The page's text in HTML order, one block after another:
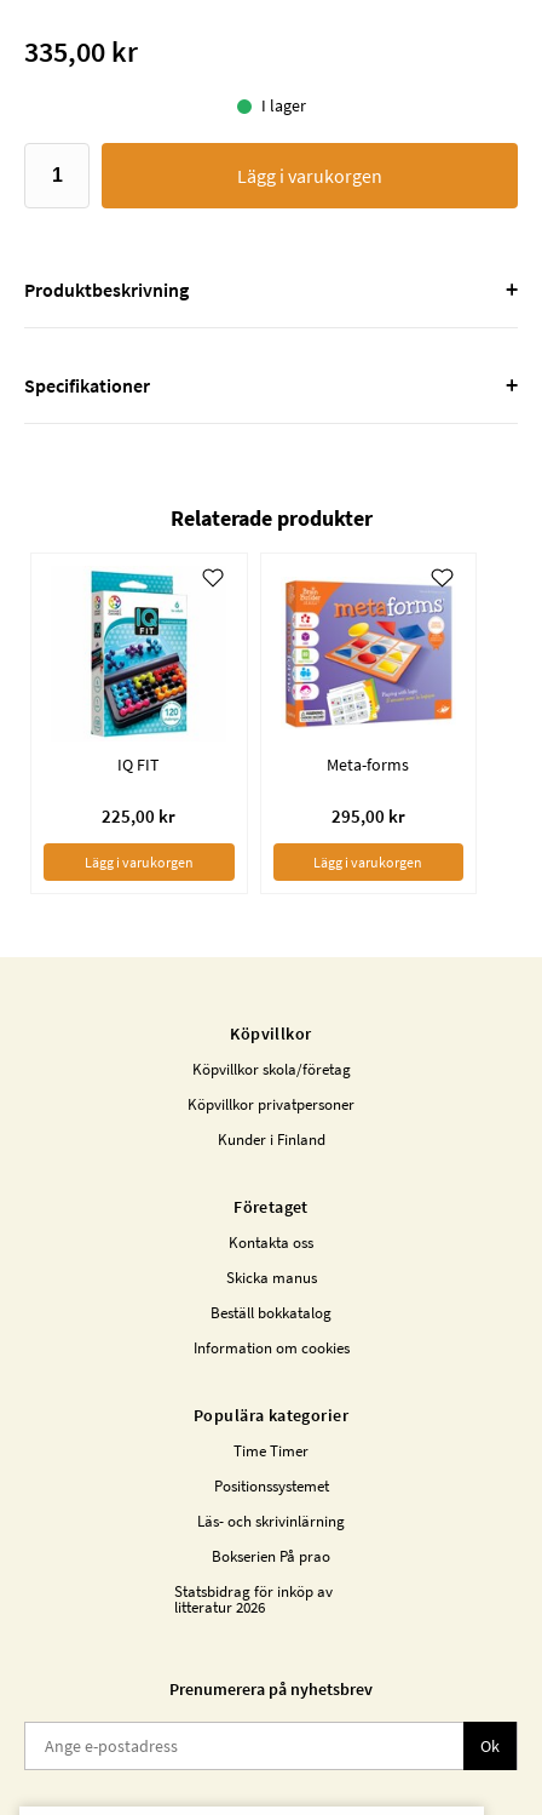
335,00 kr
I lager
Lägg i varukorgen
Produktbeskrivning +
Specifikationer +
Relaterade produkter
IQ FIT
225,00 kr
Lägg i varukorgen
Meta-forms
295,00 kr
Lägg i varukorgen
Köpvillkor
Köpvillkor skola/företag
Köpvillkor privatpersoner
Kunder i Finland
Företaget
Kontakta oss
Skicka manus
Beställ bokkatalog
Information om cookies
Populära kategorier
Time Timer
Positionssystemet
Läs- och skrivinlärning
Bokserien På prao
Statsbidrag för inköp av
litteratur 2026
Prenumerera på nyhetsbrev
Ok